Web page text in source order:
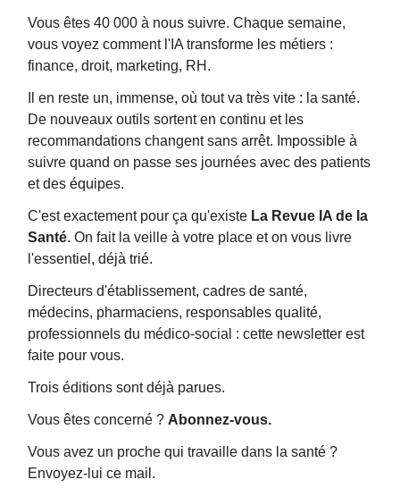
Vous êtes 40 000 à nous suivre. Chaque semaine,
vous voyez comment l'IA transforme les métiers :
finance, droit, marketing, RH.
Il en reste un, immense, où tout va très vite : la santé.
De nouveaux outils sortent en continu et les
recommandations changent sans arrêt. Impossible à
suivre quand on passe ses journées avec des patients
et des équipes.
C'est exactement pour ça qu'existe La Revue IA de la
Santé. On fait la veille à votre place et on vous livre
l'essentiel, déjà trié.
Directeurs d'établissement, cadres de santé,
médecins, pharmaciens, responsables qualité,
professionnels du médico-social : cette newsletter est
faite pour vous.
Trois éditions sont déjà parues.
Vous êtes concerné ? Abonnez-vous.
Vous avez un proche qui travaille dans la santé ?
Envoyez-lui ce mail.